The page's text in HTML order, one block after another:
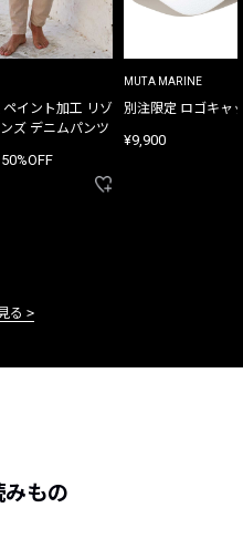
ペイント加工 リゾ
ズ デニムパンツ
50%OFF
MUTA MARINE
別注限定 ロゴキャ
¥9,900
る
もの